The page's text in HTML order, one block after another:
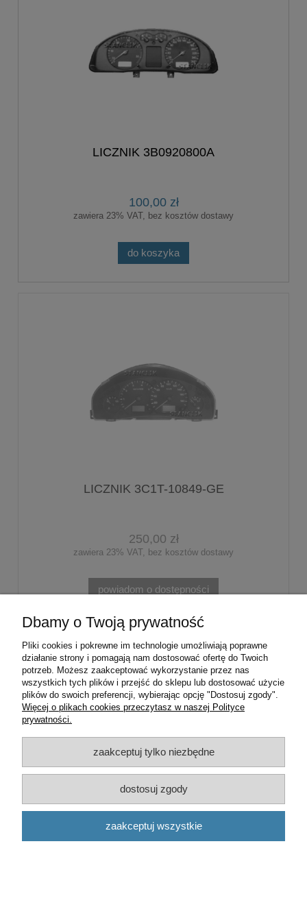
LICZNIK 3B0920800A
100,00 zł
zawiera 23% VAT, bez kosztów dostawy
do koszyka
LICZNIK 3C1T-10849-GE
250,00 zł
zawiera 23% VAT, bez kosztów dostawy
powiadom o dostępności
LICZNIK 46750595
Dbamy o Twoją prywatność
Pliki cookies i pokrewne im technologie umożliwiają poprawne
działanie strony i pomagają nam dostosować ofertę do Twoich
potrzeb. Możesz zaakceptować wykorzystanie przez nas
wszystkich tych plików i przejść do sklepu lub dostosować użycie
plików do swoich preferencji, wybierając opcję "Dostosuj zgody".
Więcej o plikach cookies przeczytasz w naszej Polityce
prywatności.
zaakceptuj tylko niezbędne
dostosuj zgody
zaakceptuj wszystkie